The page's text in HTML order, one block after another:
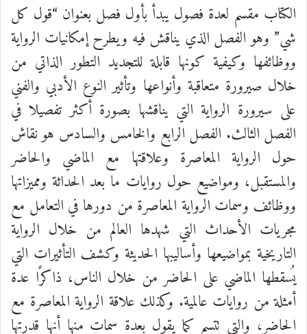
الكتاب مقسم لعدة فصول يبدأ بأول فصل بعنوان “قول كل
شي” وهو الفصل الذي يناقش فيه ويطرح إمكانيات الرواية
ووظائفها وكيفية كونها قابلة للتجديد التطور الذاتي من
خلال صيرورة متعاقبة وأنواعها وتأثير النوع الأدبي والفني
على سيرورة الرواية التي يناقشها بصورة أكثر تفصيلا في
الفصل الثالث. الفصل الرابع والخامس والسادس هو نقاش
حول الرواية المعاصرة وعلاقتها مع الماضي والحاضر
والمستقبل، ومواضيع حول روايات ما بعد الحداثة ومميزاتها
ووظائف وسمات الرواية المعاصرة من دورها في التعامل مع
مجريات الأحداث التي شهدها العالم من خلال الرواية
التاريخية بمواضيعها وأساليبها الحديثة وكشف التأثيرات التي
يُسقطها الماضي على الحاضر من خلال الناس، ذاكرًا عدة
أمثلة من روايات عالمية. وكذلك علاقة الرواية المعاصرة مع
الحاضر، والتي تتسم كما يقول بعدة سمات منها أنها قدرتها